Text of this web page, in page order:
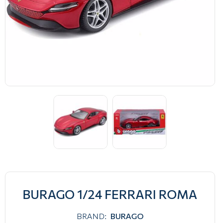
BURAGO 1/24 FERRARI ROMA
BRAND: BURAGO